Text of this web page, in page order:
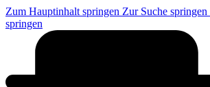
Zum Hauptinhalt springen Zur Suche springen
springen